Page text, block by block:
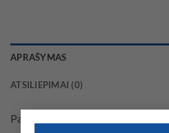
APRAŠYMAS
ATSILIEPIMAI (0)
Pagaminta iš anoduoto aliuminio.